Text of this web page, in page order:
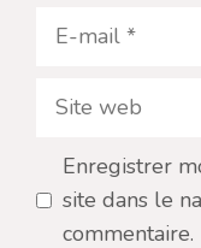
E-
Site
Enregistrer
site dans le
commentaire.